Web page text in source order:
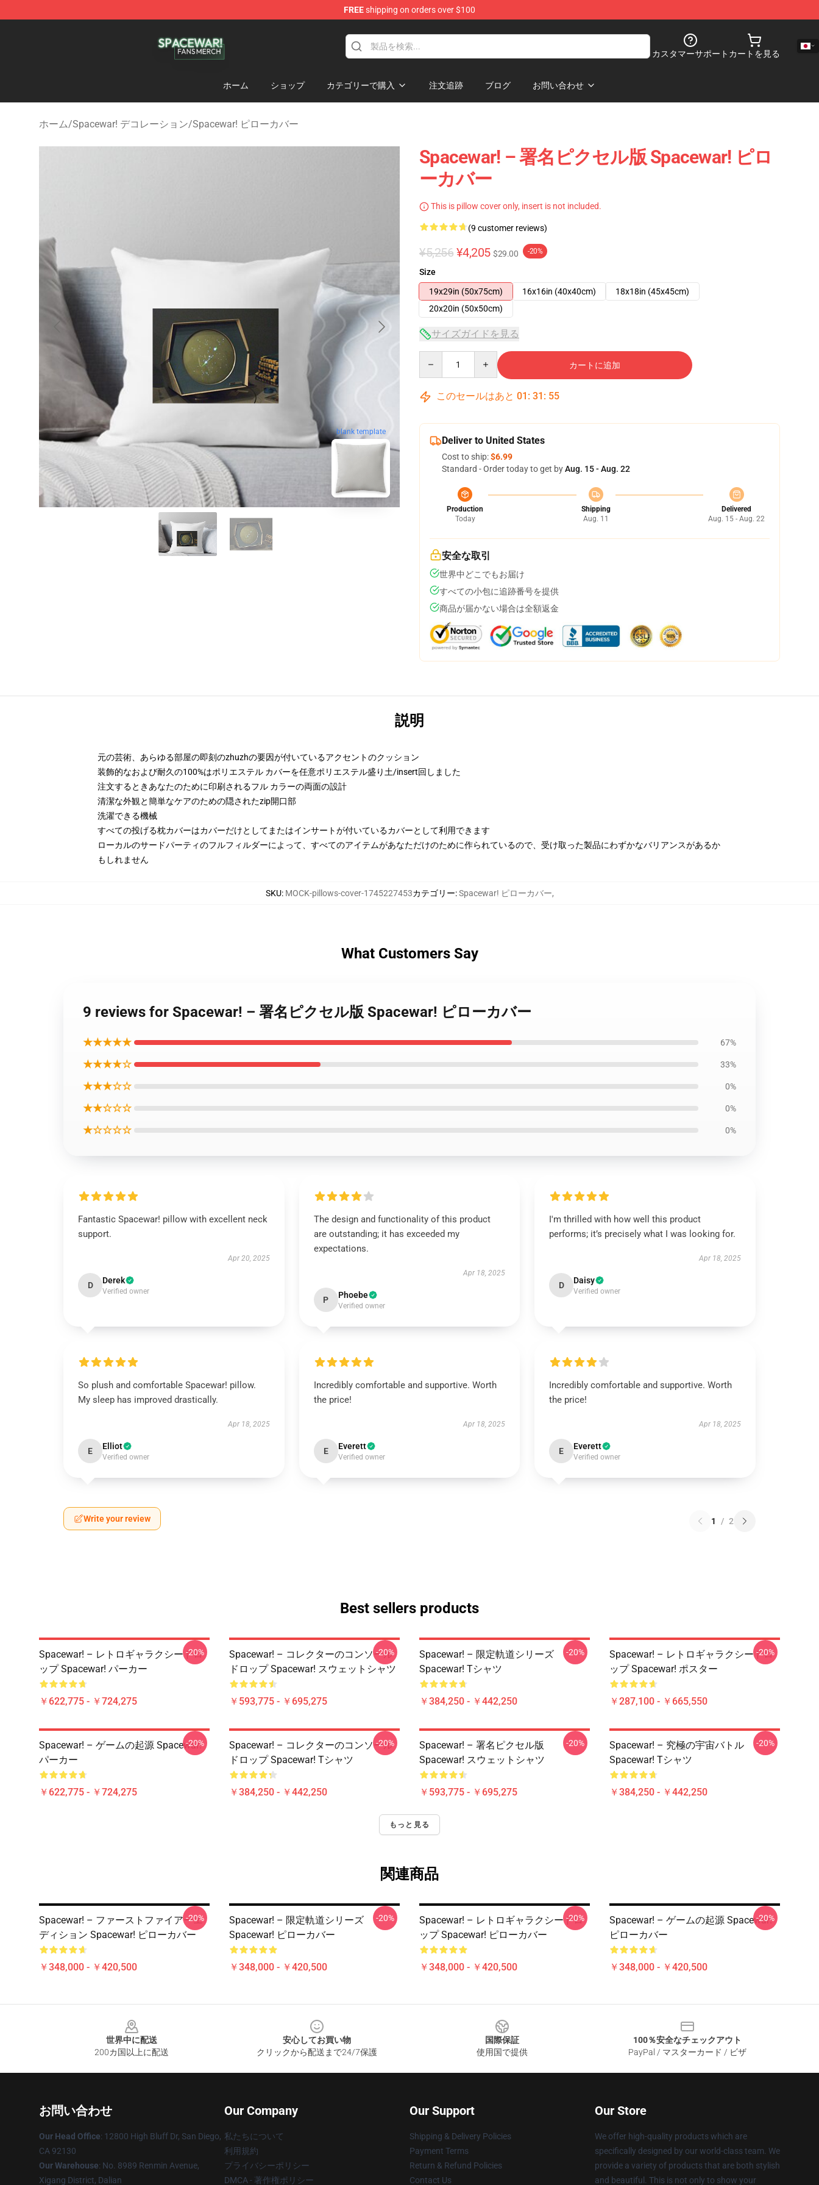
FREEshipping on orders over $100
カスタマーサポート カートを見る
ホーム ショップ カテゴリーで購入 注文追跡 ブログ お問い合わせ
ホーム/Spacewar! デコレーション/Spacewar! ピローカバー
blank template
Spacewar! – 署名ピクセル版 Spacewar! ピロ
ーカバー
This is pillow cover only, insert is not included.
(9 customer reviews)
¥5,256 ¥4,205 $29.00 -20%
Size
19x29in (50x75cm)
16x16in (40x40cm)
18x18in (45x45cm)
20x20in (50x50cm)
サイズガイドを見る
カートに追加
このセールはあと 01 : 31 : 54
Deliver to United States
Cost to ship:$6.99
Standard - Order today to get byAug. 15 - Aug. 22
Production
Today
Shipping
Aug. 11
Delivered
Aug. 15 - Aug. 22
安全な取引
世界中どこでもお届け
すべての小包に追跡番号を提供
商品が届かない場合は全額返金
説明
元の芸術、あらゆる部屋の即刻のzhuzhの要因が付いているアクセントのクッション
装飾的なおよび耐久の100%はポリエステル カバーを任意ポリエステル盛り土/insert回しました
注文するときあなたのために印刷されるフル カラーの両面の設計
清潔な外観と簡単なケアのための隠されたzip開口部
洗濯できる機械
すべての投げる枕カバーはカバーだけとしてまたはインサートが付いているカバーとして利用できます
ローカルのサードパーティのフルフィルダーによって、すべてのアイテムがあなただけのために作られているので、受け取った製品にわずかなバリアンスがあるか
もしれません
SKU: MOCK-pillows-cover-1745227453カテゴリー:Spacewar! ピローカバー,
What Customers Say
9 reviews for Spacewar! – 署名ピクセル版 Spacewar! ピローカバー
★★★★★ 67%
★★★★☆ 33%
★★★☆☆ 0%
★★☆☆☆ 0%
★☆☆☆☆ 0%
Fantastic Spacewar! pillow with excellent neck
support.
Apr 20, 2025
D Derek
Verified owner
The design and functionality of this product
are outstanding; it has exceeded my
expectations.
Apr 18, 2025
P Phoebe
Verified owner
I'm thrilled with how well this product
performs; it’s precisely what I was looking for.
Apr 18, 2025
D Daisy
Verified owner
So plush and comfortable Spacewar! pillow.
My sleep has improved drastically.
Apr 18, 2025
E Elliot
Verified owner
Incredibly comfortable and supportive. Worth
the price!
Apr 18, 2025
E Everett
Verified owner
Incredibly comfortable and supportive. Worth
the price!
Apr 18, 2025
E Everett
Verified owner
Write your review 1 / 2
Best sellers products
Spacewar! – レトロギャラクシードロ
ップ Spacewar! パーカー
￥622,775 - ￥724,275
-20%
Spacewar! – コレクターのコンソール
ドロップ Spacewar! スウェットシャツ
￥593,775 - ￥695,275
-20%
Spacewar! – 限定軌道シリーズ
Spacewar! Tシャツ
￥384,250 - ￥442,250
-20%
Spacewar! – レトロギャラクシードロ
ップ Spacewar! ポスター
￥287,100 - ￥665,550
-20%
Spacewar! – ゲームの起源 Spacewar!
パーカー
￥622,775 - ￥724,275
-20%
Spacewar! – コレクターのコンソール
ドロップ Spacewar! Tシャツ
￥384,250 - ￥442,250
-20%
Spacewar! – 署名ピクセル版
Spacewar! スウェットシャツ
￥593,775 - ￥695,275
-20%
Spacewar! – 究極の宇宙バトル
Spacewar! Tシャツ
￥384,250 - ￥442,250
-20%
もっと見る
関連商品
Spacewar! – ファーストファイアーエ
ディション Spacewar! ピローカバー
￥348,000 - ￥420,500
-20%
Spacewar! – 限定軌道シリーズ
Spacewar! ピローカバー
￥348,000 - ￥420,500
-20%
Spacewar! – レトロギャラクシードロ
ップ Spacewar! ピローカバー
￥348,000 - ￥420,500
-20%
Spacewar! – ゲームの起源 Spacewar!
ピローカバー
￥348,000 - ￥420,500
-20%
世界中に配送
200カ国以上に配送
安心してお買い物
クリックから配送まで24/7保護
国際保証
使用国で提供
100％安全なチェックアウト
PayPal / マスターカード / ビザ
お問い合わせ
Our Head Office: 12800 High Bluff Dr, San Diego,
CA 92130
Our Warehouse: No. 8989 Renmin Avenue,
Xigang District, Dalian
Our Company
私たちについて
利用規約
プライバシーポリシー
DMCA - 著作権ポリシー
Our Support
Shipping & Delivery Policies
Payment Terms
Return & Refund Policies
Contact Us
Our Store
We offer high-quality products which are
specifically designed by our world-class team. We
provide a variety of products that are both stylish
and beautiful. This is not only to show your